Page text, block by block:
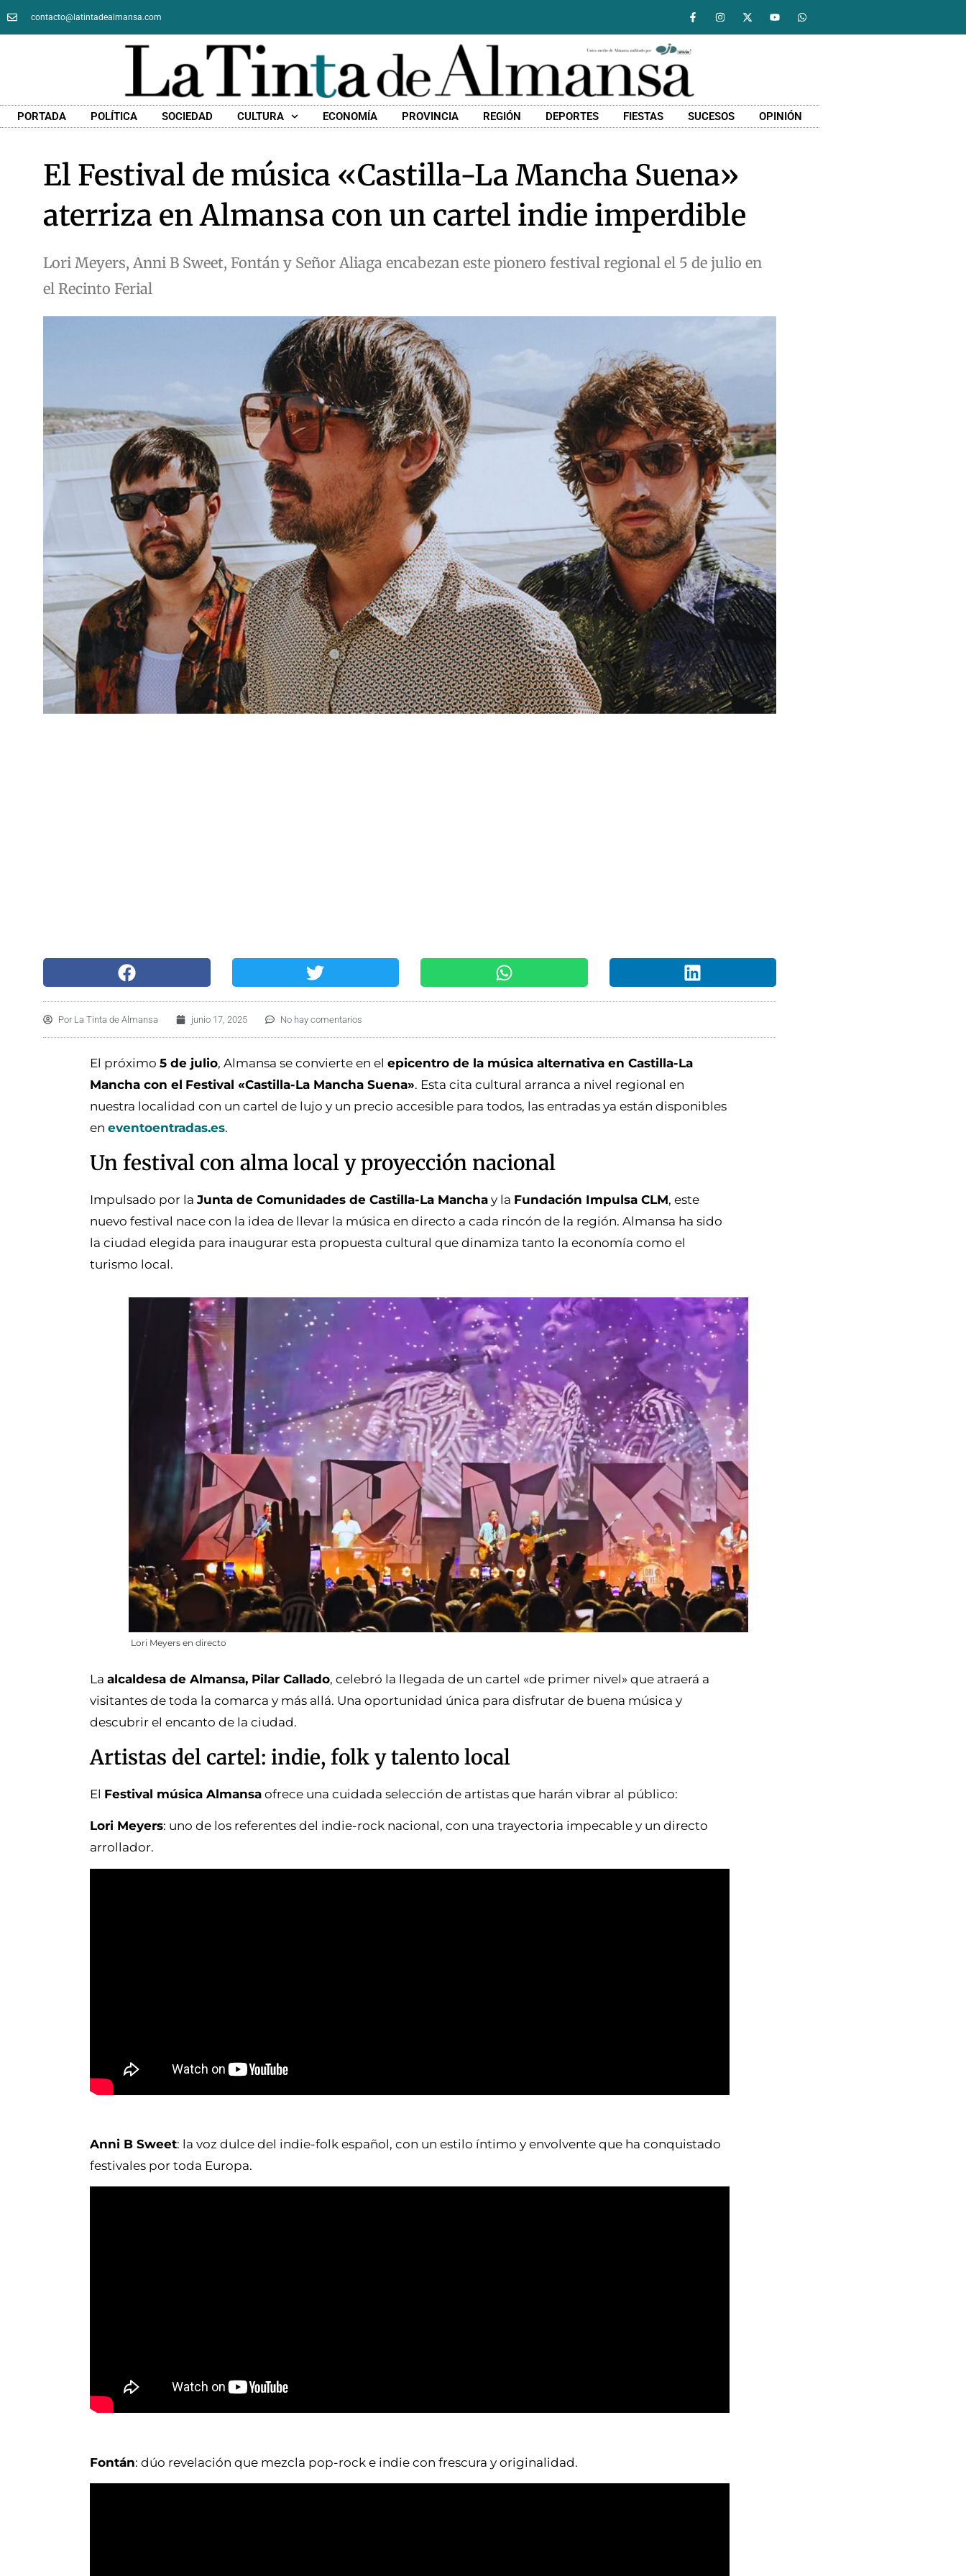
contacto@latintadealmansa.com
PORTADA POLÍTICA SOCIEDAD CULTURA ECONOMÍA PROVINCIA REGIÓN DEPORTES FIESTAS SUCESOS OPINIÓN
El Festival de música «Castilla-La Mancha Suena»
aterriza en Almansa con un cartel indie imperdible
Lori Meyers, Anni B Sweet, Fontán y Señor Aliaga encabezan este pionero festival regional el 5 de julio en
el Recinto Ferial
Por La Tinta de Almansa junio 17, 2025 No hay comentarios
El próximo 5 de julio, Almansa se convierte en el epicentro de la música alternativa en Castilla-La
Mancha con el Festival «Castilla-La Mancha Suena». Esta cita cultural arranca a nivel regional en
nuestra localidad con un cartel de lujo y un precio accesible para todos, las entradas ya están disponibles
en eventoentradas.es.
Un festival con alma local y proyección nacional
Impulsado por la Junta de Comunidades de Castilla-La Mancha y la Fundación Impulsa CLM, este
nuevo festival nace con la idea de llevar la música en directo a cada rincón de la región. Almansa ha sido
la ciudad elegida para inaugurar esta propuesta cultural que dinamiza tanto la economía como el
turismo local.
Lori Meyers en directo
La alcaldesa de Almansa, Pilar Callado, celebró la llegada de un cartel «de primer nivel» que atraerá a
visitantes de toda la comarca y más allá. Una oportunidad única para disfrutar de buena música y
descubrir el encanto de la ciudad.
Artistas del cartel: indie, folk y talento local
El Festival música Almansa ofrece una cuidada selección de artistas que harán vibrar al público:
Lori Meyers: uno de los referentes del indie-rock nacional, con una trayectoria impecable y un directo
arrollador.
Anni B Sweet: la voz dulce del indie-folk español, con un estilo íntimo y envolvente que ha conquistado
festivales por toda Europa.
Fontán: dúo revelación que mezcla pop-rock e indie con frescura y originalidad.